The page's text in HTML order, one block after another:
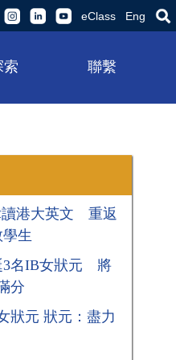
eClass Eng
索 聯繫
讀港大英文 重返
生
3名IB女狀元 將
分
狀元 狀元：盡力